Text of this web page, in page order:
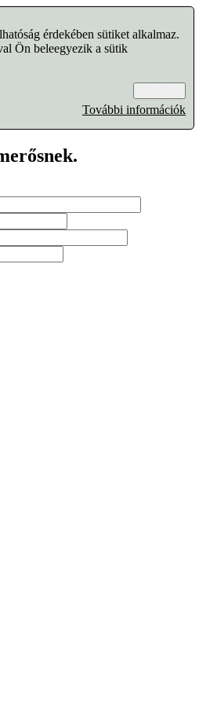
érdekében sütiket alkalmaz.
Ön beleegyezik a sütik
További információk